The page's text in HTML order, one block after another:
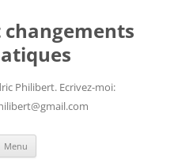
changements
Philibert. Ecrivez-moi:
Menu